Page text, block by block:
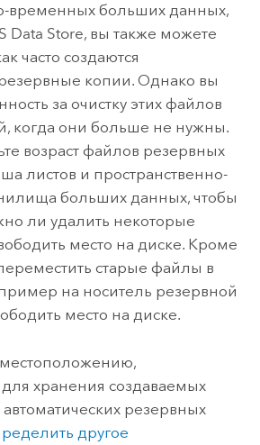
временных больших данных,
Data Store, вы также можете
часто создаются
копии. Однако вы
за очистку этих файлов
когда они больше не нужны.
возраст файлов резервных
листов и пространственно-
больших данных, чтобы
ли удалить некоторые
место на диске. Кроме
старые файлы в
на носитель резервной
место на диске.
хранения создаваемых
автоматических резервных
другое